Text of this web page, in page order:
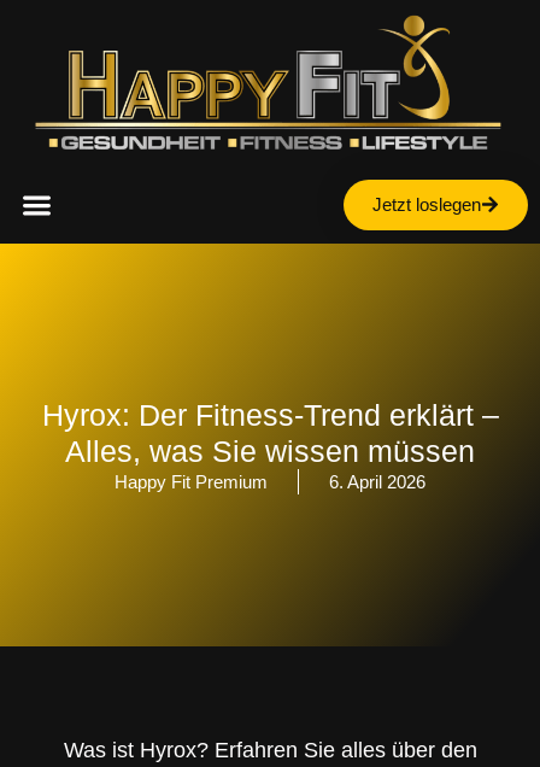
Jetzt loslegen
Hyrox: Der Fitness-Trend erklärt –
Alles, was Sie wissen müssen
Happy Fit Premium 6. April 2026
Was ist Hyrox? Erfahren Sie alles über den